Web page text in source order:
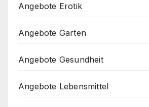
Angebote Erotik
Angebote Garten
Angebote Gesundheit
Angebote Lebensmittel